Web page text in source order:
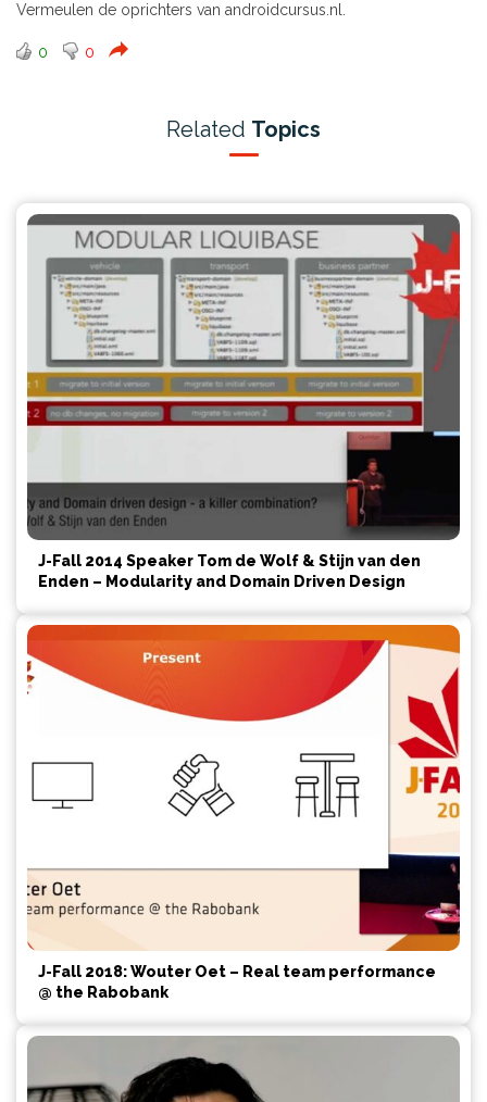
Vermeulen de oprichters van androidcursus.nl.
0 0
Related Topics
J-Fall 2014 Speaker Tom de Wolf & Stijn van den
Enden – Modularity and Domain Driven Design
J-Fall 2018: Wouter Oet – Real team performance
@ the Rabobank